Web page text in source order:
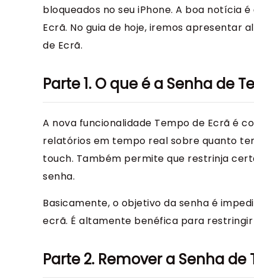
bloqueados no seu iPhone. A boa notícia
Ecrã. No guia de hoje, iremos apresentar
de Ecrã.
Parte 1. O que é a Senha de
A nova funcionalidade Tempo de Ecrã é
relatórios em tempo real sobre quanto
touch. Também permite que restrinja
senha.
Basicamente, o objetivo da senha é
ecrã. É altamente benéfica para restringir
Parte 2. Remover a Senha